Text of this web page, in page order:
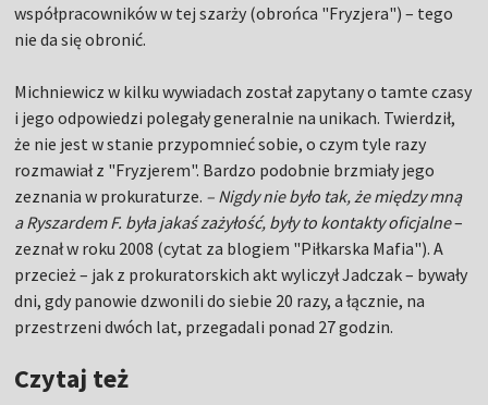
współpracowników w tej szarży (obrońca "Fryzjera") – tego
nie da się obronić.
Michniewicz w kilku wywiadach został zapytany o tamte czasy
i jego odpowiedzi polegały generalnie na unikach. Twierdził,
że nie jest w stanie przypomnieć sobie, o czym tyle razy
rozmawiał z "Fryzjerem". Bardzo podobnie brzmiały jego
zeznania w prokuraturze. – Nigdy nie było tak, że między mną
a Ryszardem F. była jakaś zażyłość, były to kontakty oficjalne–
zeznał w roku 2008 (cytat za blogiem "Piłkarska Mafia"). A
przecież – jak z prokuratorskich akt wyliczył Jadczak – bywały
dni, gdy panowie dzwonili do siebie 20 razy, a łącznie, na
przestrzeni dwóch lat, przegadali ponad 27 godzin.
Czytaj też